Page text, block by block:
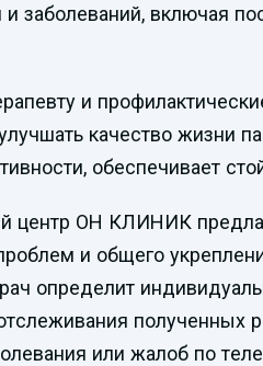
и заболеваний, включая
и
качество жизни
обеспечивает
ОН КЛИНИК
и общего
определит
полученных
или жалоб по